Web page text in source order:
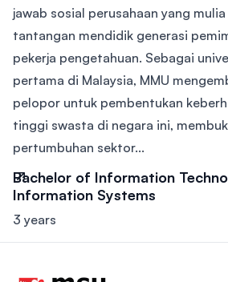
jawab sosial perusahaan yang
tantangan mendidik generasi
pekerja pengetahuan. Sebagai
pertama di Malaysia, MMU
pelopor untuk pembentukan
tinggi swasta di negara ini,
pertumbuhan sektor...
Bachelor of Information
Information Systems
3 years